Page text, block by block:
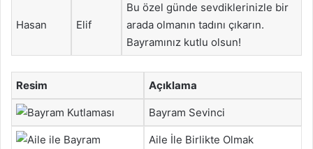
Hasan Elif
Bu özel günde sevdiklerinizle bir
arada olmanın tadını çıkarın.
Bayramınız kutlu olsun!
Resim Açıklama
Bayram Sevinci
Aile İle Birlikte Olmak